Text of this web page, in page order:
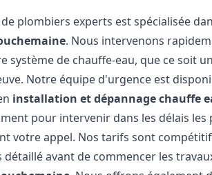
plombiers experts est spécialisée
. Nous intervenons
système de chauffe-eau, que ce soit
Notre équipe d'urgence est
installation et dépannage chauffe
pour intervenir dans les délais les
votre appel. Nos tarifs sont
avant de commencer les